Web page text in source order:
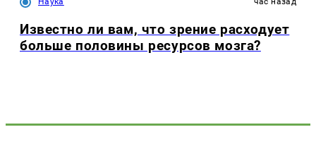
Известно ли вам, что зрение расходует
больше половины ресурсов мозга?